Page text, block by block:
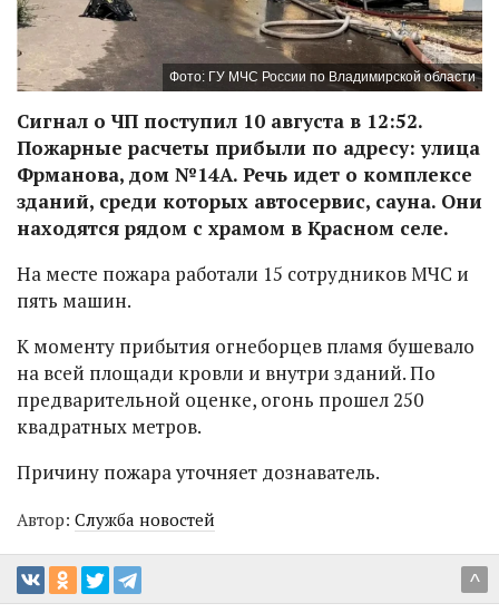
Фото: ГУ МЧС России по Владимирской области
Сигнал о ЧП поступил 10 августа в 12:52.
Пожарные расчеты прибыли по адресу: улица
Фрманова, дом №14А. Речь идет о комплексе
зданий, среди которых автосервис, сауна. Они
находятся рядом с храмом в Красном селе.
На месте пожара работали 15 сотрудников МЧС и
пять машин.
К моменту прибытия огнеборцев пламя бушевало
на всей площади кровли и внутри зданий. По
предварительной оценке, огонь прошел 250
квадратных метров.
Причину пожара уточняет дознаватель.
Автор: Служба новостей
^